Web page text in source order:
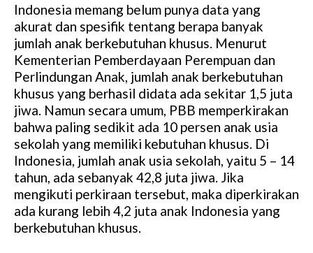
Indonesia memang belum punya data yang
akurat dan spesifik tentang berapa banyak
jumlah anak berkebutuhan khusus. Menurut
Kementerian Pemberdayaan Perempuan dan
Perlindungan Anak, jumlah anak berkebutuhan
khusus yang berhasil didata ada sekitar 1,5 juta
jiwa. Namun secara umum, PBB memperkirakan
bahwa paling sedikit ada 10 persen anak usia
sekolah yang memiliki kebutuhan khusus. Di
Indonesia, jumlah anak usia sekolah, yaitu 5 – 14
tahun, ada sebanyak 42,8 juta jiwa. Jika
mengikuti perkiraan tersebut, maka diperkirakan
ada kurang lebih 4,2 juta anak Indonesia yang
berkebutuhan khusus.